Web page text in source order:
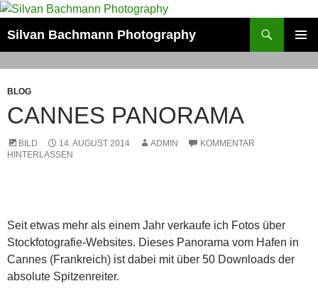
Zum
springen
Silvan Bachmann Photography
BLOG
CANNES PANORAMA
BILD 14. AUGUST 2014 ADMIN
KOMMENTAR
HINTERLASSEN
Seit etwas mehr als einem Jahr verkaufe ich Fotos über
Stockfotografie-Websites. Dieses Panorama vom Hafen in
Cannes (Frankreich) ist dabei mit über 50 Downloads der
absolute Spitzenreiter.